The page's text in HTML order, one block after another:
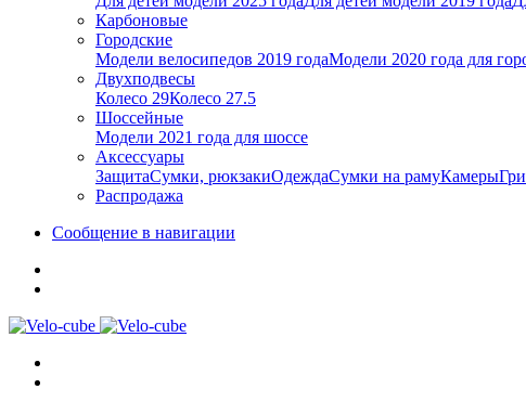
Карбоновые
Городские
Модели велосипедов 2019 годаМодели 2020 года для
Двухподвесы
Колесо 29Колесо 27.5
Шоссейные
Модели 2021 года для шоссе
Аксессуары
ЗащитаСумки, рюкзакиОдеждаСумки на рамуКамеры
Распродажа
Сообщение в навигации